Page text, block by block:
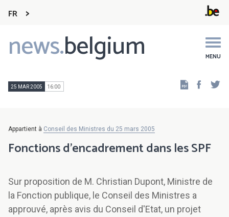
FR
news.belgium MENU
Main
navigation
25 MAR 2005 16:00
Appartient à Conseil des Ministres du 25 mars 2005
Fonctions d'encadrement dans les SPF
Sur proposition de M. Christian Dupont, Ministre de
la Fonction publique, le Conseil des Ministres a
approuvé, après avis du Conseil d'Etat, un projet